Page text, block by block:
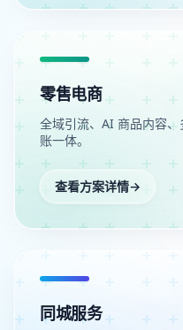
零售电商
全域引流、AI 商品内容
账一体。
查看方案详情→
同城服务